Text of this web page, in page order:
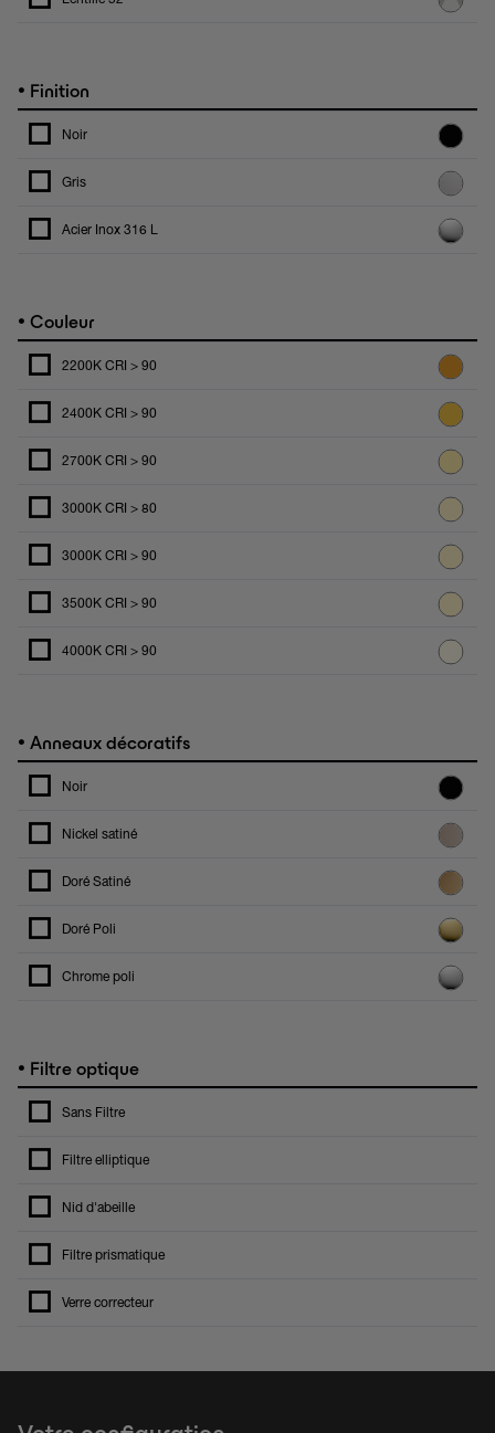
• Finition
Noir
Gris
Acier Inox 316 L
• Couleur
2200K CRI > 90
2400K CRI > 90
2700K CRI > 90
3000K CRI > 80
3000K CRI > 90
3500K CRI > 90
4000K CRI > 90
• Anneaux décoratifs
Noir
Nickel satiné
Doré Satiné
Doré Poli
Chrome poli
• Filtre optique
Sans Filtre
Filtre elliptique
Nid d'abeille
Filtre prismatique
Verre correcteur